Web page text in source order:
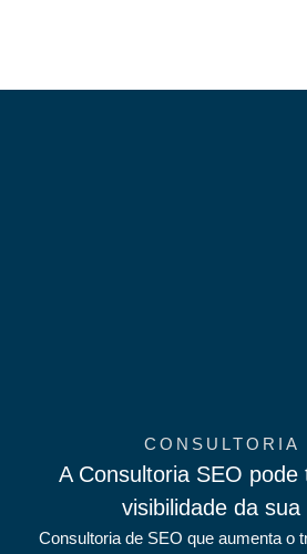
CONSULTORIA
A Consultoria SEO
visibilidade da sua
Consultoria de SEO que aumenta o